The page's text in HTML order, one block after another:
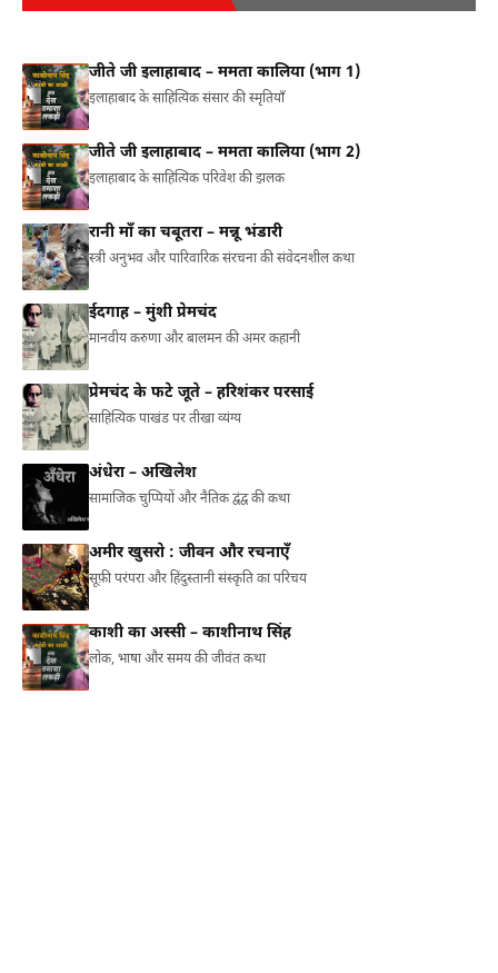
जीते जी इलाहाबाद – ममता कालिया (भाग 1)
इलाहाबाद के साहित्यिक संसार की स्मृतियाँ
जीते जी इलाहाबाद – ममता कालिया (भाग 2)
इलाहाबाद के साहित्यिक परिवेश की झलक
रानी माँ का चबूतरा – मन्नू भंडारी
स्त्री अनुभव और पारिवारिक संरचना की संवेदनशील कथा
ईदगाह – मुंशी प्रेमचंद
मानवीय करुणा और बालमन की अमर कहानी
प्रेमचंद के फटे जूते – हरिशंकर परसाई
साहित्यिक पाखंड पर तीखा व्यंग्य
अंधेरा – अखिलेश
सामाजिक चुप्पियों और नैतिक द्वंद्व की कथा
अमीर खुसरो : जीवन और रचनाएँ
सूफ़ी परंपरा और हिंदुस्तानी संस्कृति का परिचय
काशी का अस्सी – काशीनाथ सिंह
लोक, भाषा और समय की जीवंत कथा